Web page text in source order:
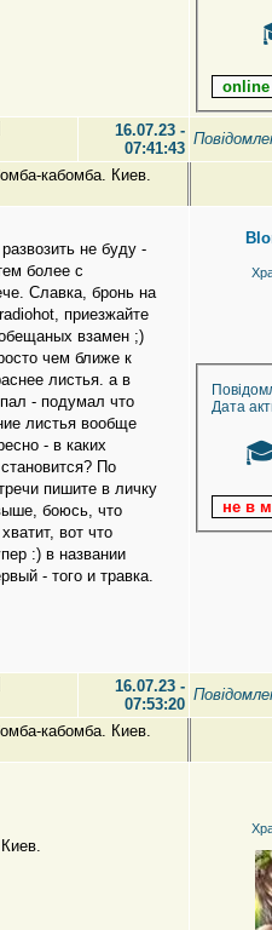
16.07.23 -
07:41:43
кабомба. Киев.
не буду -
более с
Славка, бронь на
приезжайте
взамен ;)
чем ближе к
листья. а в
- подумал что
листья вообще
- в каких
По
пишите в личку
боюсь, что
вот что
:) в названии
- того и травка.
Дата
16.07.23 -
07:53:20
кабомба. Киев.